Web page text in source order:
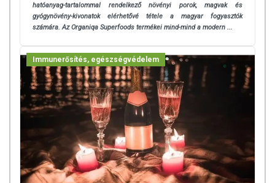
hatóanyag-tartalommal rendelkező növényi porok, magvak és
gyógynövény-kivonatok elérhetővé tétele a magyar fogyasztók
számára. Az Organiqa Superfoods termékei mind-mind a modern ...
Immunerősítés, egészségvédelem